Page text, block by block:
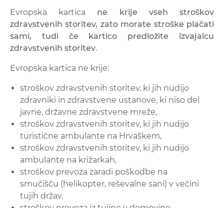
Evropska kartica ne krije vseh stroškov
zdravstvenih storitev, zato morate stroške plačati
sami, tudi če kartico predložite izvajalcu
zdravstvenih storitev.
Evropska kartica ne krije:
stroškov zdravstvenih storitev, ki jih nudijo
zdravniki in zdravstvene ustanove, ki niso del
javne, državne zdravstvene mreže,
stroškov zdravstvenih storitev, ki jih nudijo
turistične ambulante na Hrvaškem,
stroškov zdravstvenih storitev, ki jih nudijo
ambulante na križarkah,
stroškov prevoza zaradi poškodbe na
smučišču (helikopter, reševalne sani) v večini
tujih držav,